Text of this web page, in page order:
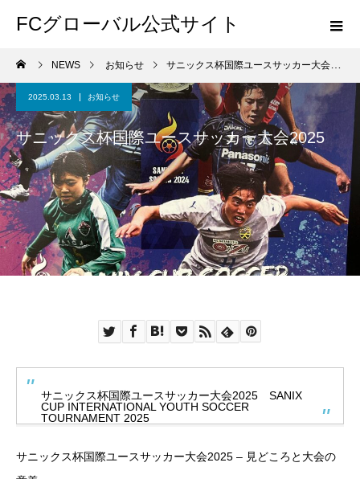
FCグローバル公式サイト
NEWS お知らせ サニックス杯国際ユースサッカー大会2025
2025.03.13 お知らせ
サニックス杯国際ユースサッカー大会2025
サニックス杯国際ユースサッカー大会2025 SANIX
CUP INTERNATIONAL YOUTH SOCCER
TOURNAMENT 2025
サニックス杯国際ユースサッカー大会2025 – 見どころと大会の